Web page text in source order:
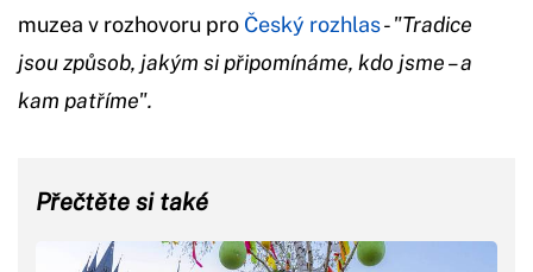
muzea v rozhovoru pro Český rozhlas-"Tradice
jsou způsob, jakým si připomínáme, kdo jsme – a
kam patříme".
Přečtěte si také